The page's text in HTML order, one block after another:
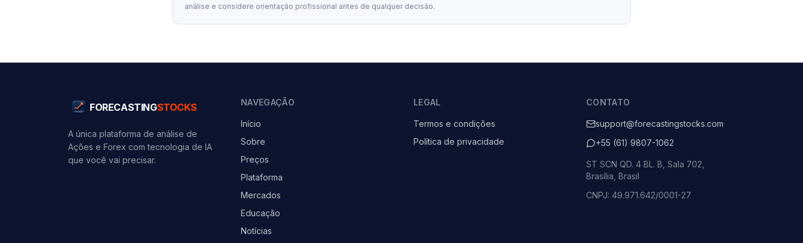
análise e considere orientação profissional antes de qualquer decisão.
FORECASTINGSTOCKS
A única plataforma de análise de
Ações e Forex com tecnologia de IA
que você vai precisar.
NAVEGAÇÃO
Início
Sobre
Preços
Plataforma
Mercados
Educação
Notícias
LEGAL
Termos e condições
Política de privacidade
CONTATO
support@forecastingstocks.com
+55 (61) 9807-1062
ST SCN QD. 4 BL. B, Sala 702,
Brasília, Brasil
CNPJ: 49.971.642/0001-27